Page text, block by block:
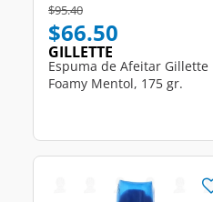
Price reduced from
$95.40to
$66.50
GILLETTE
Espuma de Afeitar Gillette
Foamy Mentol, 175 gr.